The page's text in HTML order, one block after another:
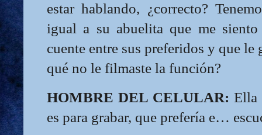
estar hablando, ¿correcto?
igual a su abuelita que me
cuente entre sus preferidos y que le
qué no le filmaste la función?
HOMBRE DEL CELULAR: Ella
es para grabar, que prefería e…